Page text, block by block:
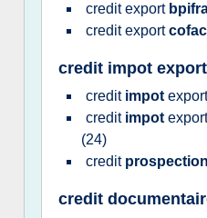
credit export
credit export
credit impot export
credit impot
credit impot
(24)
credit prospection
credit